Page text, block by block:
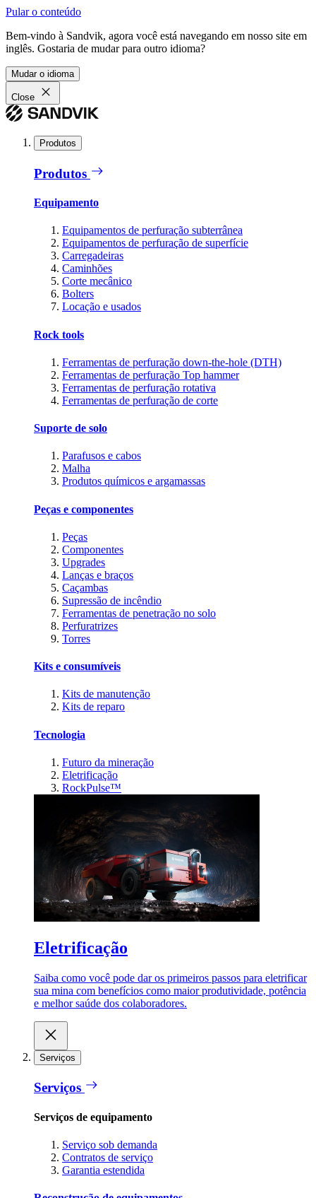
Pular o conteúdo
Bem-vindo à Sandvik, agora você está navegando em nosso site em
inglês. Gostaria de mudar para outro idioma?
Mudar o idioma
Close
Produtos
Produtos
Equipamento
Equipamentos de perfuração subterrânea
Equipamentos de perfuração de superfície
Carregadeiras
Caminhões
Corte mecânico
Bolters
Locação e usados
Rock tools
Ferramentas de perfuração down-the-hole (DTH)
Ferramentas de perfuração Top hammer
Ferramentas de perfuração rotativa
Ferramentas de perfuração de corte
Suporte de solo
Parafusos e cabos
Malha
Produtos químicos e argamassas
Peças e componentes
Peças
Componentes
Upgrades
Lanças e braços
Caçambas
Supressão de incêndio
Ferramentas de penetração no solo
Perfuratrizes
Torres
Kits e consumíveis
Kits de manutenção
Kits de reparo
Tecnologia
Futuro da mineração
Eletrificação
RockPulse™
Eletrificação
Saiba como você pode dar os primeiros passos para eletrificar
sua mina com benefícios como maior produtividade, potência
e melhor saúde dos colaboradores.
Serviços
Serviços
Serviços de equipamento
Serviço sob demanda
Contratos de serviço
Garantia estendida